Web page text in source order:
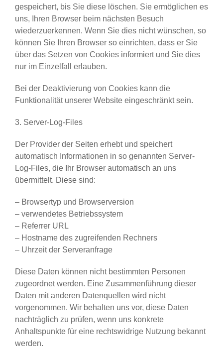
gespeichert, bis Sie diese löschen. Sie ermöglichen es
uns, Ihren Browser beim nächsten Besuch
wiederzuerkennen. Wenn Sie dies nicht wünschen, so
können Sie Ihren Browser so einrichten, dass er Sie
über das Setzen von Cookies informiert und Sie dies
nur im Einzelfall erlauben.
Bei der Deaktivierung von Cookies kann die
Funktionalität unserer Website eingeschränkt sein.
3. Server-Log-Files
Der Provider der Seiten erhebt und speichert
automatisch Informationen in so genannten Server-
Log-Files, die Ihr Browser automatisch an uns
übermittelt. Diese sind:
– Browsertyp und Browserversion
– verwendetes Betriebssystem
– Referrer URL
– Hostname des zugreifenden Rechners
– Uhrzeit der Serveranfrage
Diese Daten können nicht bestimmten Personen
zugeordnet werden. Eine Zusammenführung dieser
Daten mit anderen Datenquellen wird nicht
vorgenommen. Wir behalten uns vor, diese Daten
nachträglich zu prüfen, wenn uns konkrete
Anhaltspunkte für eine rechtswidrige Nutzung bekannt
werden.